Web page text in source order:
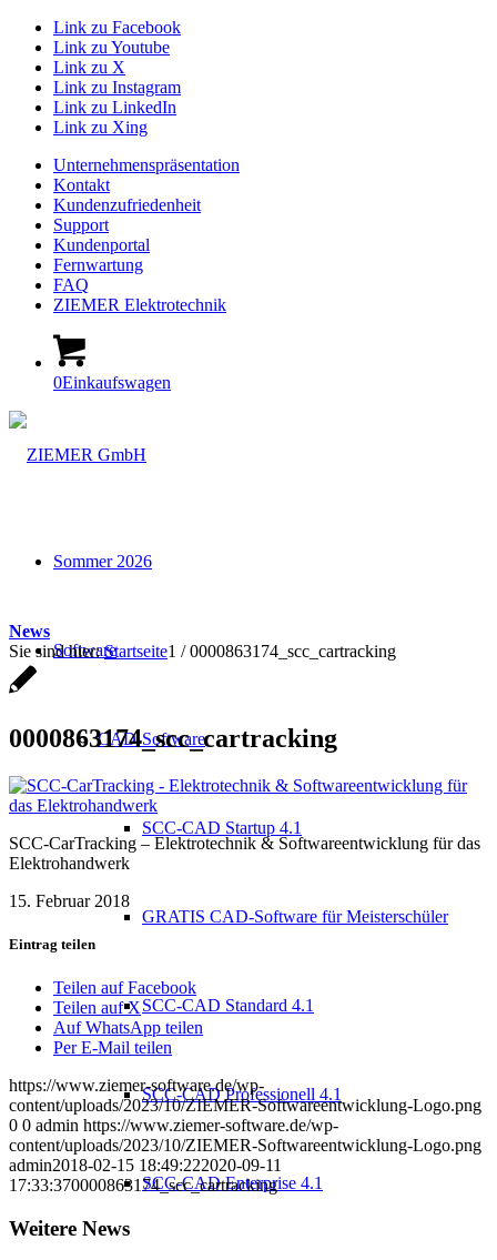
Link zu Facebook
Link zu Youtube
Link zu X
Link zu Instagram
Link zu LinkedIn
Link zu Xing
Unternehmenspräsentation
Kontakt
Kundenzufriedenheit
Support
Kundenportal
Fernwartung
FAQ
ZIEMER Elektrotechnik
0Einkaufswagen
Sommer 2026
Software
CAD-Software
SCC-CAD Startup 4.1
GRATIS CAD-Software für Meisterschüler
SCC-CAD Standard 4.1
SCC-CAD Professionell 4.1
SCC-CAD Enterprise 4.1
News
Sie sind hier: Startseite1 / 0000863174_scc_cartracking
0000863174_scc_cartracking
SCC-CarTracking – Elektrotechnik & Softwareentwicklung für das
Elektrohandwerk
15. Februar 2018
Eintrag teilen
Teilen auf Facebook
Teilen auf X
Auf WhatsApp teilen
Per E-Mail teilen
https://www.ziemer-software.de/wp-
content/uploads/2023/10/ZIEMER-Softwareentwicklung-Logo.png
0 0 admin https://www.ziemer-software.de/wp-
content/uploads/2023/10/ZIEMER-Softwareentwicklung-Logo.png
admin2018-02-15 18:49:222020-09-11
17:33:370000863174_scc_cartracking
Weitere News